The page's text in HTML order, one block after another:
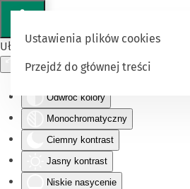
Ułatwienia dostępu
Odwróć kolory
Monochromatyczny
Ciemny kontrast
Jasny kontrast
Niskie nasycenie
Ustawienia plików cookies
Przejdź do głównej treści